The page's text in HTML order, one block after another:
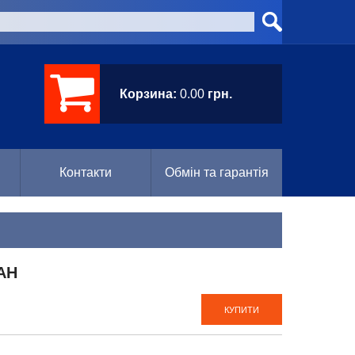
Корзина: 0.00 грн.
Контакти Обмін та гарантія
КУПИТИ